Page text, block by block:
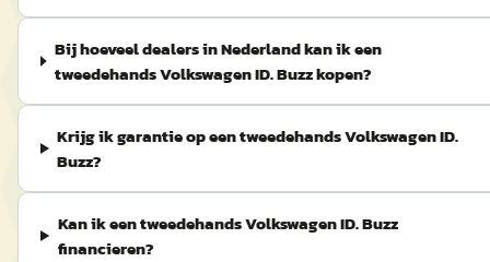
Bij hoeveel dealers in Nederland kan ik een
tweedehands Volkswagen ID. Buzz kopen?
Krijg ik garantie op een tweedehands Volkswagen ID.
Buzz?
Kan ik een tweedehands Volkswagen ID. Buzz
financieren?